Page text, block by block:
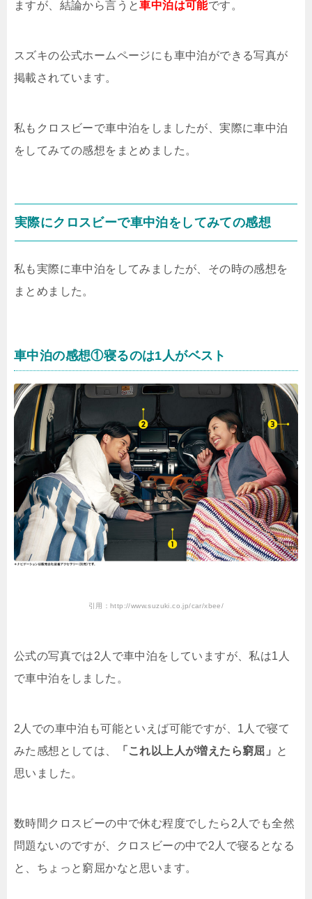
ますが、結論から言うと車中泊は可能です。
スズキの公式ホームページにも車中泊ができる写真が
掲載されています。
私もクロスビーで車中泊をしましたが、実際に車中泊
をしてみての感想をまとめました。
実際にクロスビーで車中泊をしてみての感想
私も実際に車中泊をしてみましたが、その時の感想を
まとめました。
車中泊の感想①寝るのは1人がベスト
引用：http://www.suzuki.co.jp/car/xbee/
公式の写真では2人で車中泊をしていますが、私は1人
で車中泊をしました。
2人での車中泊も可能といえば可能ですが、1人で寝て
みた感想としては、
「これ以上人が増えたら窮屈」
と
思いました。
数時間クロスビーの中で休む程度でしたら2人でも全然
問題ないのですが、クロスビーの中で2人で寝るとなる
と、ちょっと窮屈かなと思います。